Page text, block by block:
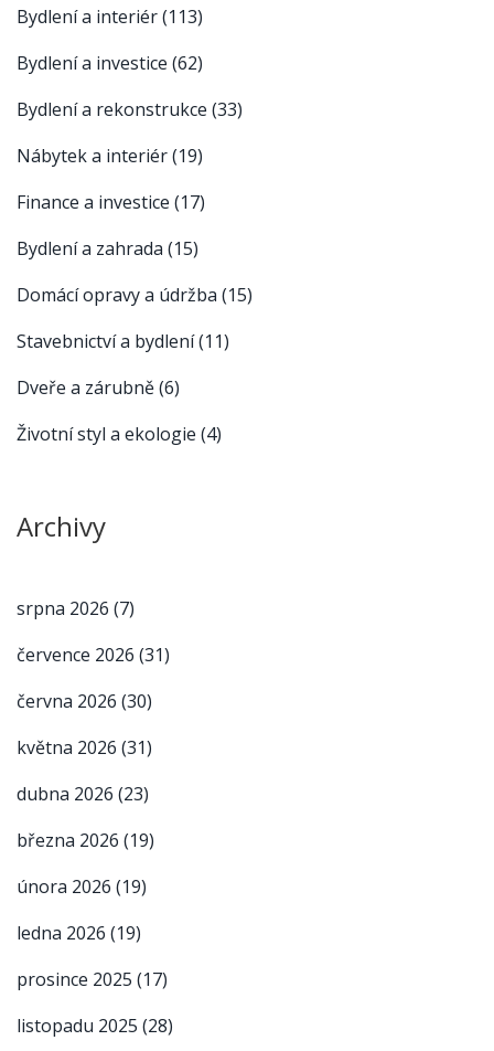
Bydlení a interiér(113)
Bydlení a investice (62)
Bydlení a rekonstrukce (33)
Nábytek a interiér(19)
Finance a investice (17)
Bydlení a zahrada (15)
Domácí opravy a údržba (15)
Stavebnictví a bydlení(11)
Dveře a zárubně(6)
Životní styl a ekologie (4)
Archivy
srpna 2026 (7)
července 2026 (31)
června 2026 (30)
května 2026 (31)
dubna 2026 (23)
března 2026 (19)
února 2026 (19)
ledna 2026 (19)
prosince 2025 (17)
listopadu 2025 (28)